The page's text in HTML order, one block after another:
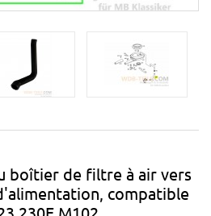
boîtier de filtre à air vers
compatible